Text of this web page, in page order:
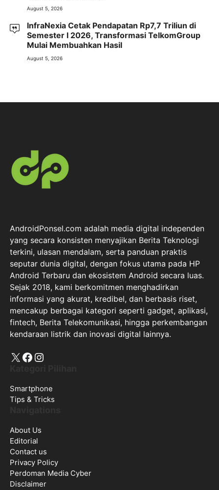
August 5, 2026
InfraNexia Cetak Pendapatan Rp7,7 Triliun di
Semester I 2026, Transformasi TelkomGroup
Mulai Membuahkan Hasil
August 5, 2026
AndroidPonsel.com adalah media digital independen
yang secara konsisten menyajikan Berita Teknologi
terkini, ulasan mendalam, serta panduan praktis
seputar dunia digital, dengan fokus utama pada HP
Android Terbaru dan ekosistem Android secara luas.
Sejak 2018, kami berkomitmen menghadirkan
informasi yang akurat, kredibel, dan berbasis riset,
mencakup berbagai kategori seperti gadget, aplikasi,
fintech, Berita Telekomunikasi, hingga perkembangan
kendaraan listrik dan inovasi digital lainnya.
X Facebook
Instagram
Smartphone
Tips & Tricks
About Us
Editorial
Contact us
Privacy Policy
Perdoman Media Cyber
Disclaimer